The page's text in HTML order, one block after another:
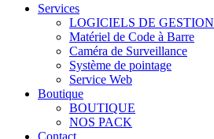
Services
LOGICIELS DE
Matériel de Code à Barre
Caméra de Surveillance
Système de pointage
Service Web
Boutique
BOUTIQUE
NOS PACK
Contact